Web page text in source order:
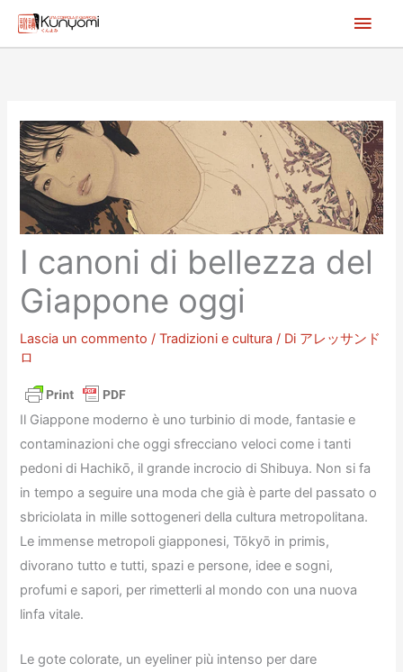
I canoni di bellezza del
Giappone oggi
Lascia un commento /Tradizioni e cultura / Di アレッサンド
ロ
Il Giappone moderno è uno turbinio di mode, fantasie e
contaminazioni che oggi sfrecciano veloci come i tanti
pedoni di Hachikō, il grande incrocio di Shibuya. Non si fa
in tempo a seguire una moda che già è parte del passato o
sbriciolata in mille sottogeneri della cultura metropolitana.
Le immense metropoli giapponesi, Tōkyō in primis,
divorano tutto e tutti, spazi e persone, idee e sogni,
profumi e sapori, per rimetterli al mondo con una nuova
linfa vitale.
Le gote colorate, un eyeliner più intenso per dare